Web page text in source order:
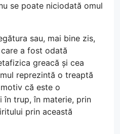
se poate niciodată omul
sau, mai bine zis,
a fost odată
greacă și cea
reprezintă o treaptă
că este o
în trup, în materie, prin
prin această